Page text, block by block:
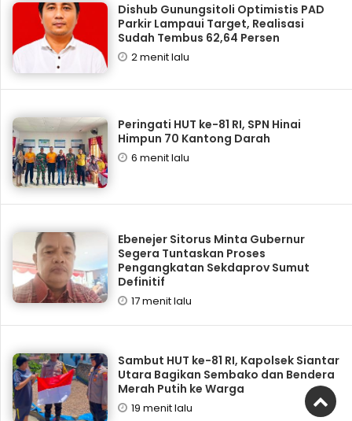
Dishub Gunungsitoli Optimistis PAD
Parkir Lampaui Target, Realisasi
Sudah Tembus 62,64 Persen
2 menit lalu
Peringati HUT ke-81 RI, SPN Hinai
Himpun 70 Kantong Darah
6 menit lalu
Ebenejer Sitorus Minta Gubernur
Segera Tuntaskan Proses
Pengangkatan Sekdaprov Sumut
Definitif
17 menit lalu
Sambut HUT ke-81 RI, Kapolsek Siantar
Utara Bagikan Sembako dan Bendera
Merah Putih ke Warga
19 menit lalu